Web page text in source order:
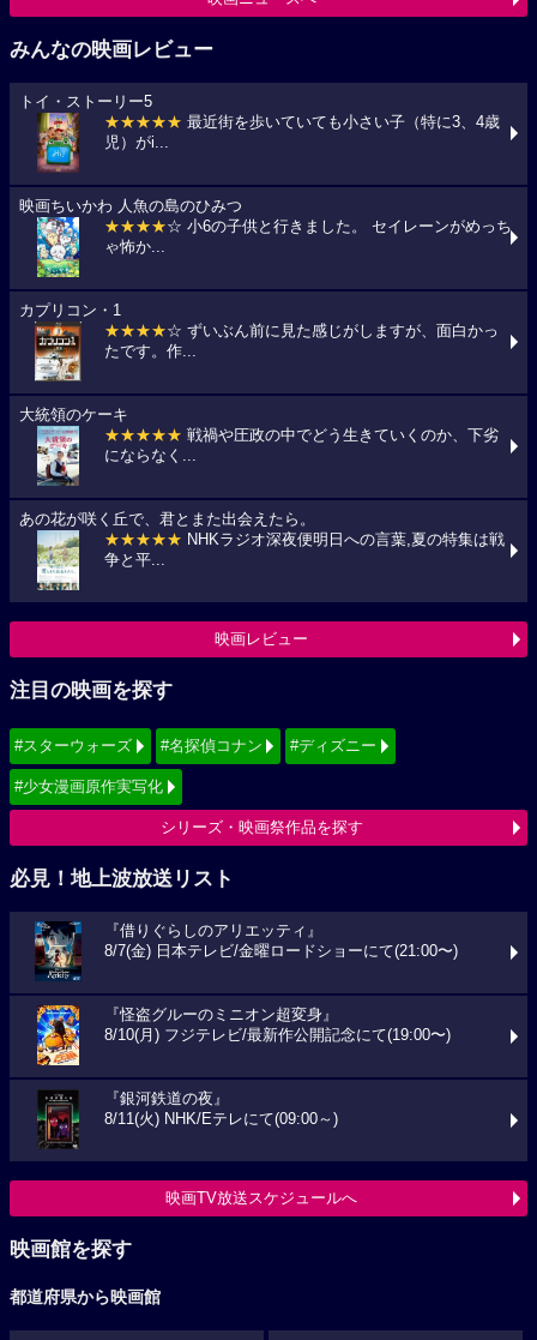
みんなの映画レビュー
トイ・ストーリー5
★★★★★ 最近街を歩いていても小さい子（特に3、4歳
児）がi...
映画ちいかわ 人魚の島のひみつ
★★★★☆ 小6の子供と行きました。 セイレーンがめっち
ゃ怖か...
カプリコン・1
★★★★☆ ずいぶん前に見た感じがしますが、面白かっ
たです。作...
大統領のケーキ
★★★★★ 戦禍や圧政の中でどう生きていくのか、下劣
にならなく...
あの花が咲く丘で、君とまた出会えたら。
★★★★★ NHKラジオ深夜便明日への言葉,夏の特集は戦
争と平...
映画レビュー
注目の映画を探す
#スターウォーズ #名探偵コナン #ディズニー
#少女漫画原作実写化
シリーズ・映画祭作品を探す
必見！地上波放送リスト
『借りぐらしのアリエッティ』
8/7(金) 日本テレビ/金曜ロードショーにて(21:00〜)
『怪盗グルーのミニオン超変身』
8/10(月) フジテレビ/最新作公開記念にて(19:00〜)
『銀河鉄道の夜』
8/11(火) NHK/Eテレにて(09:00～)
映画TV放送スケジュールへ
映画館を探す
都道府県から映画館